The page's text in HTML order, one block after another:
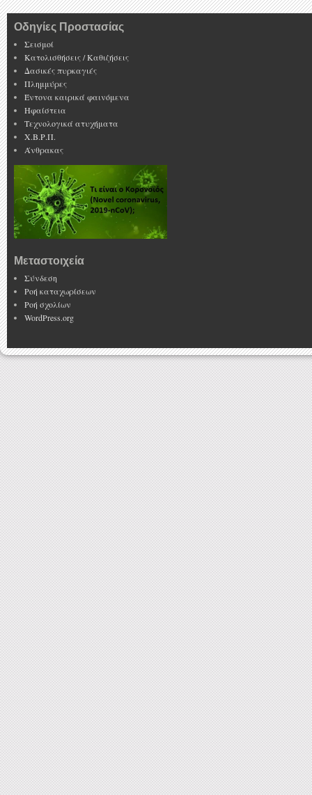
Οδηγίες Προστασίας
Σεισμοί
Κατολισθήσεις / Καθιζήσεις
Δασικές πυρκαγιές
Πλημμύρες
Έντονα καιρικά φαινόμενα
Ηφαίστεια
Τεχνολογικά ατυχήματα
Χ.Β.Ρ.Π.
Άνθρακας
Μεταστοιχεία
Σύνδεση
Ροή καταχωρίσεων
Ροή σχολίων
WordPress.org